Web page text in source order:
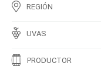
REGIÓN
UVAS
PRODUCTOR